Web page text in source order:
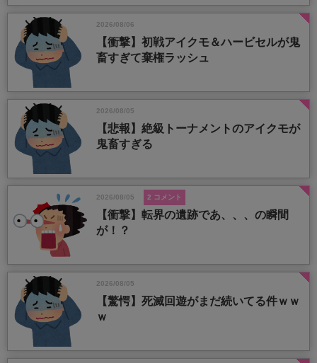
2026/08/06
【衝撃】初戦アイクモ＆ハービセルが鬼
畜すぎて棄権ラッシュ
2026/08/05
【悲報】絶級トーナメントのアイクモが
鬼畜すぎる
2026/08/05 2 コメント
【衝撃】転界の遺跡であ、、、の瞬間
が！？
2026/08/05
【驚愕】死滅回遊がまだ続いてる件ｗｗ
ｗ